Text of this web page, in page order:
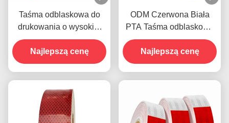
Taśma odblaskowa do
drukowania o wysokiej
intensywności
Najlepszą cenę
ODM Czerwona Biała
PTA Taśma odblaskowa
Samoprzylepna odporna
na warunki pogodowe
Najlepszą cenę